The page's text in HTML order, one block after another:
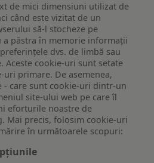
de mici dimensiuni utilizat de
când este vizitat de un
să-l stocheze pe
păstra în memorie informații
dvs. de limbă sau
Aceste cookie-uri sunt setate
primare. De asemenea,
care sunt cookie-uri dintr-un
site-ului web pe care îl
eforturile noastre de
Mai precis, folosim cookie-uri
în următoarele scopuri: